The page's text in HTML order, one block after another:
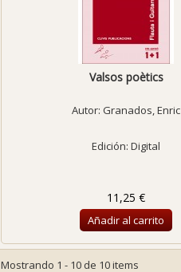
Valsos poètics
Autor: Granados, Enric
Edición: Digital
11,25 €
Añadir al carrito
Mostrando 1 - 10 de 10 items